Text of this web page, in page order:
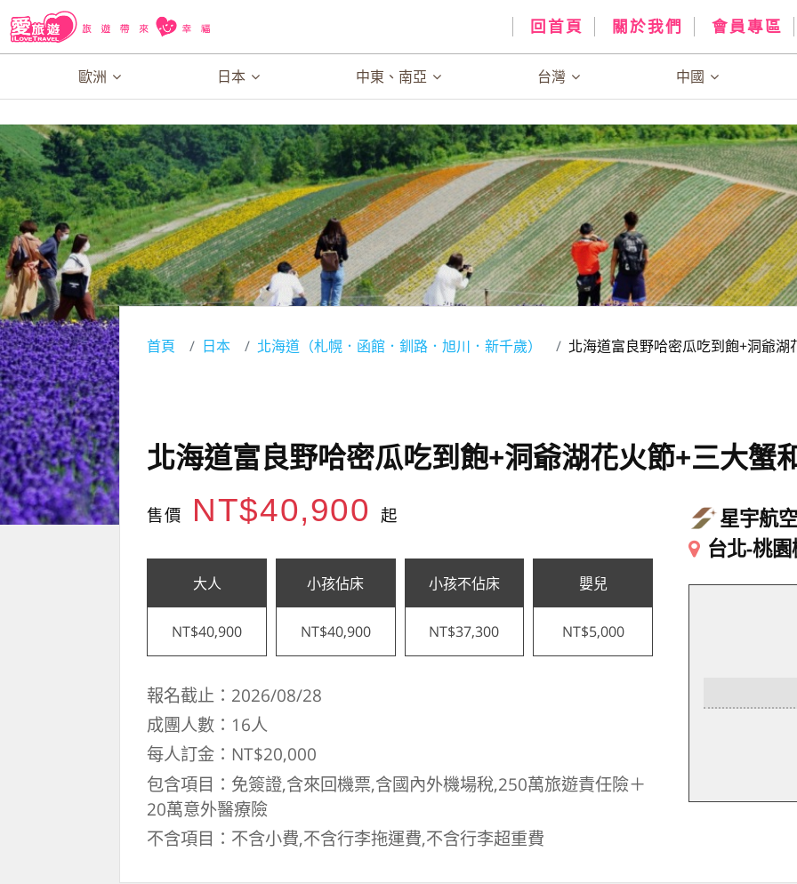
回首頁 關於我們 會員專區
歐洲 日本 中東、南亞 台灣 中國
首頁 日本 北海道（札幌．函館．釧路．旭川．新千歲） 北海道富良野哈密瓜吃到飽+洞爺
北海道富良野哈密瓜吃到飽+洞爺湖花火節+三大蟹
售價 NT$40,900起
大人
NT$40,900
小孩佔床
NT$40,900
小孩不佔床
NT$37,300
嬰兒
NT$5,000
報名截止：2026/08/28
成團人數：16人
每人訂金：NT$20,000
包含項目：免簽證,含來回機票,含國內外機場稅,250萬旅遊責任險＋
20萬意外醫療險
不含項目：不含小費,不含行李拖運費,不含行李超重費
星宇航空
台北-桃